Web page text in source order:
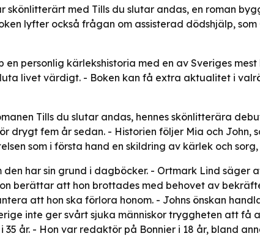
med Tills du slutar andas, en roman
lyfter också frågan om assisterad dödshjälp,
en personlig kärlekshistoria med en av Sveriges
livet värdigt. - Boken kan få extra aktualitet i
Tills du slutar andas, hennes skönlitterära
drygt fem år sedan. - Historien följer Mia och John,
som i första hand en skildring av kärlek och
har sin grund i dagböcker. - Ortmark Lind
berättar att hon brottades med behovet av
att hon ska förlora honom. - Johns önskan
inte ger svårt sjuka människor tryggheten att få
år. - Hon var redaktör på Bonnier i 18 år, bland